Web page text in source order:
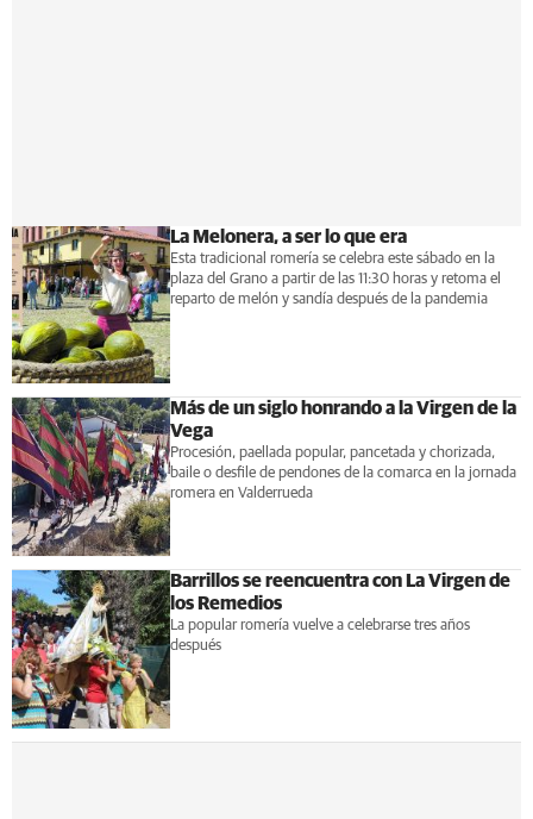
La Melonera, a ser lo que era
Esta tradicional romería se celebra este sábado en la
plaza del Grano a partir de las 11:30 horas y retoma el
reparto de melón y sandía después de la pandemia
Más de un siglo honrando a la Virgen de la
Vega
Procesión, paellada popular, pancetada y chorizada,
baile o desfile de pendones de la comarca en la jornada
romera en Valderrueda
Barrillos se reencuentra con La Virgen de
los Remedios
La popular romería vuelve a celebrarse tres años
después